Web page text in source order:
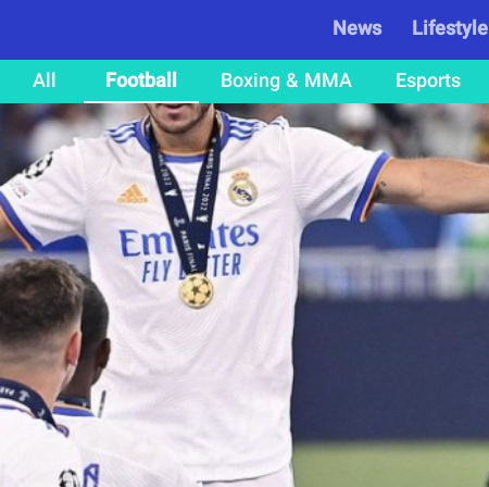
News Lifestyle
All
Football Boxing & MMA Esports